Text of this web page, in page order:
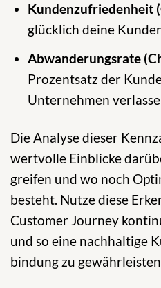
Kundenzufriedenheit
glücklich deine
Abwanderungsrate
Prozentsatz der
Unternehmen
Die Analyse dieser
wertvolle Einblicke
greifen und wo noch
besteht. Nutze diese
Customer Journey
und so eine nachhaltige
bindung zu